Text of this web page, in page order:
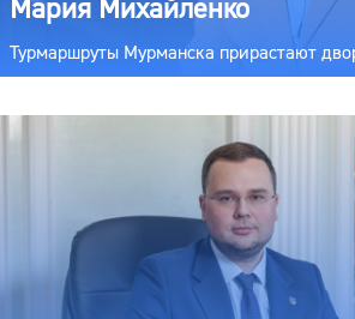
Мария Михайленко
Турмаршруты Мурманска прирастают